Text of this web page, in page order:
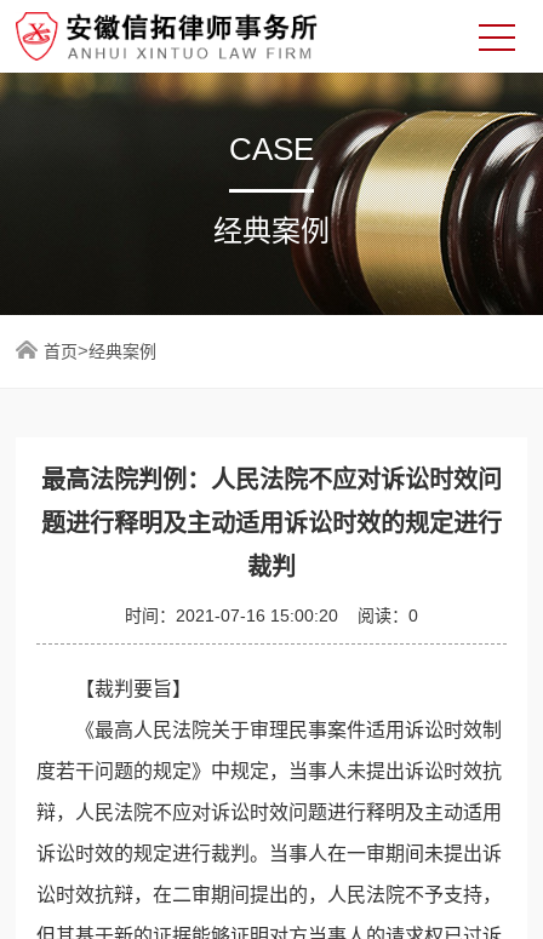
CASE
经典案例
首页>经典案例
最高法院判例：人民法院不应对诉讼时效问
题进行释明及主动适用诉讼时效的规定进行
裁判
时间： 2021-07-16 15:00:20 阅读： 0
【裁判要旨】
《最高人民法院关于审理民事案件适用诉讼时效制
度若干问题的规定》中规定，当事人未提出诉讼时效抗
辩，人民法院不应对诉讼时效问题进行释明及主动适用
诉讼时效的规定进行裁判。当事人在一审期间未提出诉
讼时效抗辩，在二审期间提出的，人民法院不予支持，